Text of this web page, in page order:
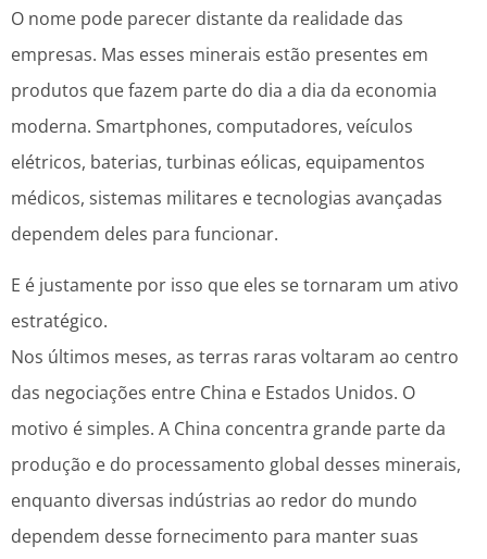
O nome pode parecer distante da realidade das
empresas. Mas esses minerais estão presentes em
produtos que fazem parte do dia a dia da economia
moderna. Smartphones, computadores, veículos
elétricos, baterias, turbinas eólicas, equipamentos
médicos, sistemas militares e tecnologias avançadas
dependem deles para funcionar.
E é justamente por isso que eles se tornaram um ativo
estratégico.
Nos últimos meses, as terras raras voltaram ao centro
das negociações entre China e Estados Unidos. O
motivo é simples. A China concentra grande parte da
produção e do processamento global desses minerais,
enquanto diversas indústrias ao redor do mundo
dependem desse fornecimento para manter suas